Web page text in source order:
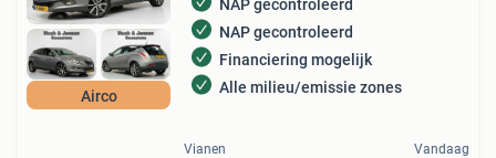
Airco
NAP gecontroleerd
NAP gecontroleerd
Financiering mogelijk
Alle milieu/emissie zones
Vianen Vandaag